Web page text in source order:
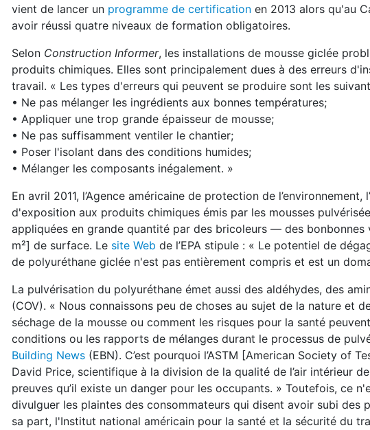
vient de lancer un programme de certification en 2013 alors qu'au
avoir réussi quatre niveaux de formation obligatoires.
Selon Construction Informer, les installations de mousse giclée
produits chimiques. Elles sont principalement dues à des erreurs
travail. « Les types d'erreurs qui peuvent se produire sont les
• Ne pas mélanger les ingrédients aux bonnes températures;
• Appliquer une trop grande épaisseur de mousse;
• Ne pas suffisamment ventiler le chantier;
• Poser l'isolant dans des conditions humides;
• Mélanger les composants inégalement. »
En avril 2011, l’Agence américaine de protection de l’environnement,
d'exposition aux produits chimiques émis par les mousses
appliquées en grande quantité par des bricoleurs — des bonbonnes
m²] de surface. Le site Web de l’EPA stipule : « Le potentiel de
de polyuréthane giclée n'est pas entièrement compris et est un
La pulvérisation du polyuréthane émet aussi des aldéhydes, des
(COV). « Nous connaissons peu de choses au sujet de la nature et
séchage de la mousse ou comment les risques pour la santé
conditions ou les rapports de mélanges durant le processus de
Building News (EBN). C’est pourquoi l’ASTM [American Society of
David Price, scientifique à la division de la qualité de l’air intérieur de
preuves qu’il existe un danger pour les occupants. » Toutefois, ce
divulguer les plaintes des consommateurs qui disent avoir subi
sa part, l'Institut national américain pour la santé et la sécurité du